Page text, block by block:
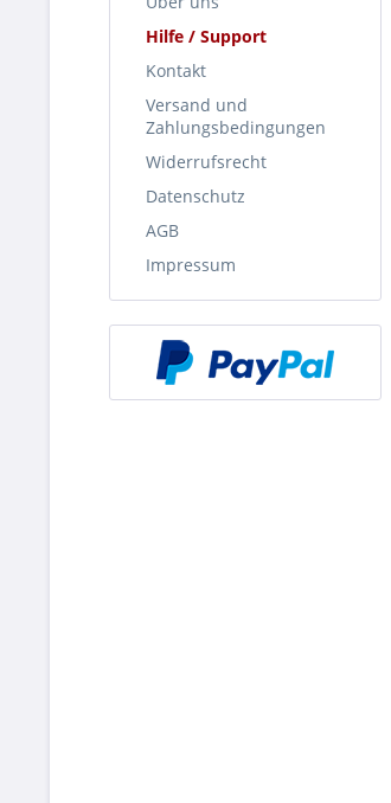
Hilfe / Support
Kontakt
Versand und
Zahlungsbedingungen
Widerrufsrecht
Datenschutz
AGB
Impressum